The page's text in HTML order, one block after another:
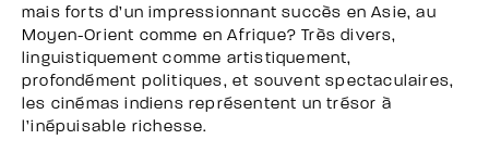
mais forts d’un impressionnant succès en Asie, au
Moyen-Orient comme en Afrique? Très divers,
linguistiquement comme artistiquement,
profondément politiques, et souvent spectaculaires,
les cinémas indiens représentent un trésor à
l’inépuisable richesse.